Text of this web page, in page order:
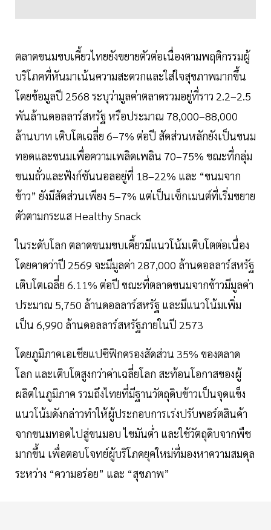
ตลาดขนมขบเคี้ยวไทยยังขยายตัวต่อเนื่องตามพฤติกรรมผู้
บริโภคที่หันมาเน้นความสะดวกและใส่ใจสุขภาพมากขึ้น
โดยข้อมูลปี 2568 ระบุว่ามูลค่าตลาดรวมอยู่ที่ราว 2.2–2.5
พันล้านดอลลาร์สหรัฐ หรือประมาณ 78,000–88,000
ล้านบาท เติบโตเฉลี่ย 6–7% ต่อปี สัดส่วนหลักยังเป็นขนม
ทอดและขนมเพื่อความเพลิดเพลิน 70–75% ขณะที่กลุ่ม
ขนมถั่วและฟังก์ชันนอลอยู่ที่ 18–22% และ “ขนมจาก
ข้าว” ยังมีสัดส่วนเพียง 5–7% แต่เป็นเซ็กเมนต์ที่เริ่มขยาย
ตัวตามกระแส Healthy Snack
ในระดับโลก ตลาดขนมขบเคี้ยวมีแนวโน้มเติบโตต่อเนื่อง
โดยคาดว่าปี 2569 จะมีมูลค่า 287,000 ล้านดอลลาร์สหรัฐ
เติบโตเฉลี่ย 6.11% ต่อปี ขณะที่ตลาดขนมจากข้าวมีมูลค่า
ประมาณ 5,750 ล้านดอลลาร์สหรัฐ และมีแนวโน้มเพิ่ม
เป็น 6,990 ล้านดอลลาร์สหรัฐภายในปี 2573
โดยภูมิภาคเอเชียแปซิฟิกครองสัดส่วน 35% ของตลาด
โลก และเติบโตสูงกว่าค่าเฉลี่ยโลก สะท้อนโอกาสของผู้
ผลิตในภูมิภาค รวมถึงไทยที่มีฐานวัตถุดิบข้าวเป็นจุดแข็ง
แนวโน้มดังกล่าวทำให้ผู้ประกอบการเร่งปรับพอร์ตสินค้า
จากขนมทอดไปสู่ขนมอบ ไขมันต่ำ และใช้วัตถุดิบจากพืช
มากขึ้น เพื่อตอบโจทย์ผู้บริโภคยุคใหม่ที่มองหาความสมดุล
ระหว่าง “ความอร่อย” และ “สุขภาพ”